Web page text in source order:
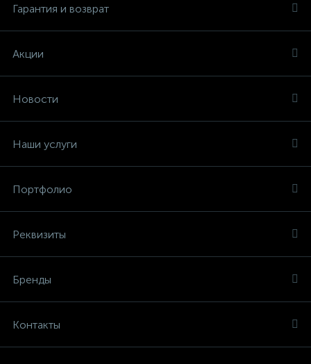
Гарантия и возврат
Акции
Новости
Наши услуги
Портфолио
Реквизиты
Бренды
Контакты